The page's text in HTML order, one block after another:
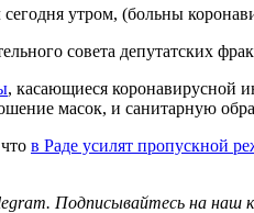
утром, (больны
совета депутатских
, касающиеся коронавирусной
масок, и санитарную
в Раде усилят пропускной
Подписывайтесь на наш